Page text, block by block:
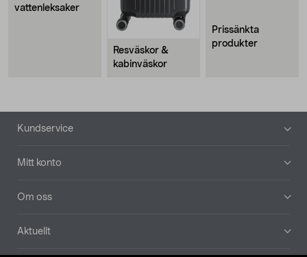
vattenleksaker
Resväskor &
kabinväskor
Prissänkta
produkter
Sidfot
Kundservice
Mitt konto
Om oss
Aktuellt